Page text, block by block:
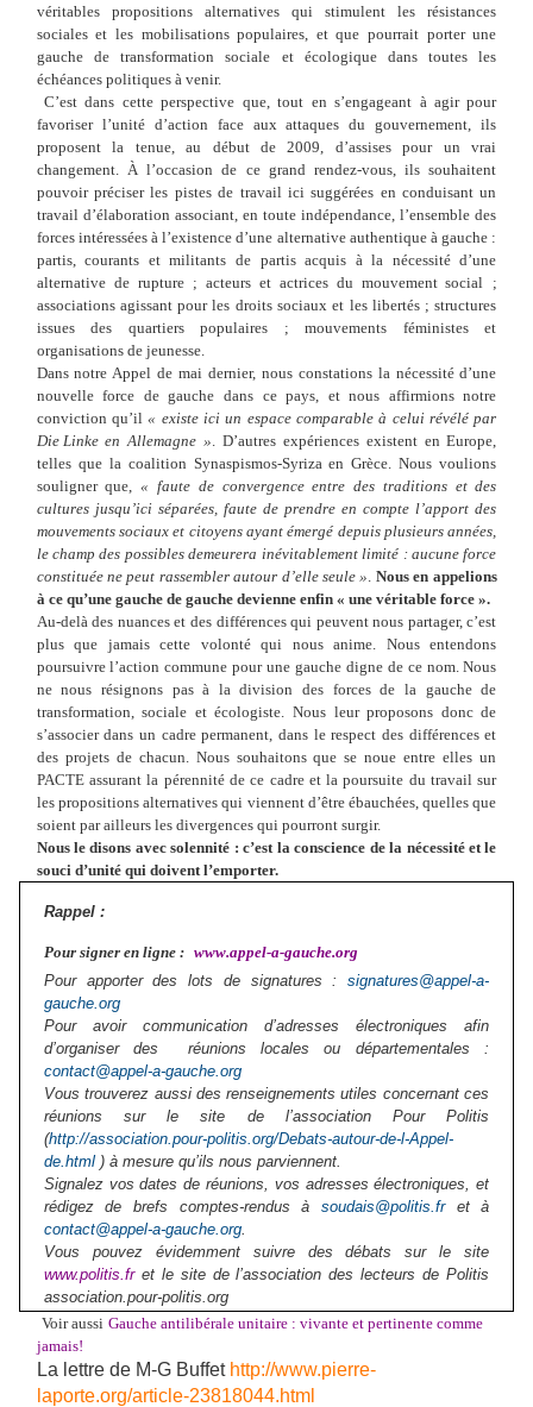
véritables propositions alternatives qui stimulent les résistances
sociales et les mobilisations populaires, et que pourrait porter une
gauche de transformation sociale et écologique dans toutes les
échéances politiques à venir.
C’est dans cette perspective que, tout en s’engageant à agir pour
favoriser l’unité d’action face aux attaques du gouvernement, ils
proposent la tenue, au début de 2009, d’assises pour un vrai
changement. À l’occasion de ce grand rendez-vous, ils souhaitent
pouvoir préciser les pistes de travail ici suggérées en conduisant un
travail d’élaboration associant, en toute indépendance, l’ensemble des
forces intéressées à l’existence d’une alternative authentique à gauche :
partis, courants et militants de partis acquis à la nécessité d’une
alternative de rupture ; acteurs et actrices du mouvement social
;
associations agissant pour les droits sociaux et les libertés ; structures
issues des quartiers populaires
; mouvements féministes et
organisations de jeunesse.
Dans notre Appel de mai dernier, nous constations la nécessité d’une
nouvelle force de gauche dans ce pays, et nous affirmions notre
conviction qu’il« existe ici un espace comparable à celui révélé par
Die Linke en Allemagne » . D’autres expériences existent en Europe,
telles que la coalition Synaspismos-Syriza en Grèce. Nous voulions
souligner que,« faute de convergence entre des traditions et des
cultures jusqu’ici séparées, faute de prendre en compte l’apport des
mouvements sociaux et citoyens ayant émergé depuis plusieurs années,
le champ des possibles demeurera inévitablement limité : aucune force
constituée ne peut rassembler autour d’elle seule » Nous en appelions
à ce qu’une gauche de gauche devienne enfin « une véritable force ».
Au-delà des nuances et des différences qui peuvent nous partager, c’est
plus que jamais cette volonté qui nous anime. Nous entendons
poursuivre l’action commune pour une gauche digne de ce nom. Nous
ne nous résignons pas à la division des forces de la gauche de
transformation, sociale et écologiste. Nous leur proposons donc de
s’associer dans un cadre permanent, dans le respect des différences et
des projets de chacun. Nous souhaitons que se noue entre elles un
PACTE assurant la pérennité de ce cadre et la poursuite du travail sur
les propositions alternatives qui viennent d’être ébauchées, quelles que
soient par ailleurs les divergences qui pourront surgir.
Nous le disons avec solennité : c’est la conscience de la nécessité et le
souci d’unité qui doivent l’emporter.
Rappel :
Pour signer en ligne : www.appel-a-gauche.org
Pour apporter des lots de signatures :
signatures@appel-a-
gauche.org
Pour avoir communication d’adresses électroniques afin
d’organiser des réunions locales ou départementales :
contact@appel-a-gauche.org
Vous trouverez aussi des renseignements utiles concernant ces
réunions sur le site de l’association Pour Politis
(http://association.pour-politis.org/Debats-autour-de-l-Appel-
de.html) à mesure qu’ils nous parviennent.
Signalez vos dates de réunions, vos adresses électroniques, et
rédigez de brefs comptes-rendus à
soudais@politis.fr
et à
contact@appel-a-gauche.org.
Vous pouvez évidemment suivre des débats sur le site
www.politis.fr et le site de l’association des lecteurs de Politis
association.pour-politis.org
Voir aussi Gauche antilibérale unitaire : vivante et pertinente comme
jamais!
La lettre de M-G Buffet http://www.pierre-
laporte.org/article-23818044.html